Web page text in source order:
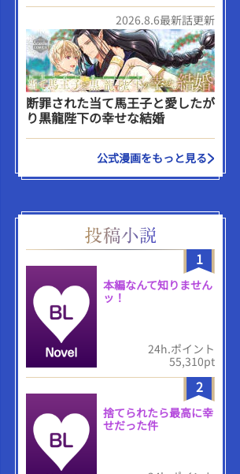
2026.8.6最新話更新
断罪された当て馬王子と愛したが
り黒龍陛下の幸せな結婚
公式漫画をもっと見る
1
本編なんて知りません
ッ！
24h.ポイント
55,310pt
2
捨てられたら最高に幸
せだった件